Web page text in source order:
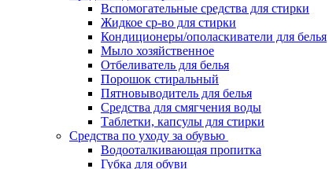
Вспомогательные средства для стирки
Жидкое ср-во для стирки
Кондиционеры/ополаскиватели для белья
Мыло хозяйственное
Отбеливатель для белья
Порошок стиральный
Пятновыводитель для белья
Средства для смягчения воды
Таблетки, капсулы для стирки
Средства по уходу за обувью
Водооталкивающая пропитка
Губка для обуви